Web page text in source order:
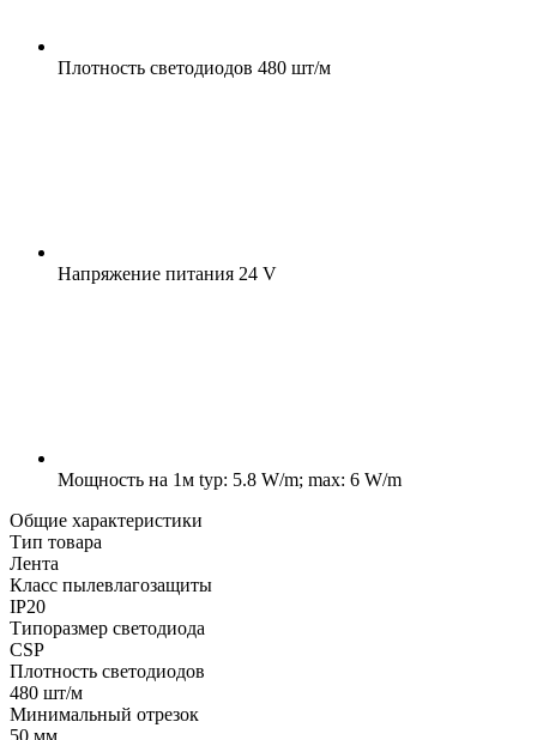
Плотность светодиодов 480 шт/м
Напряжение питания 24 V
Мощность на 1м typ: 5.8 W/m; max: 6 W/m
Общие характеристики
Тип товара
Лента
Класс пылевлагозащиты
IP20
Типоразмер светодиода
CSP
Плотность светодиодов
480 шт/м
Минимальный отрезок
50 мм